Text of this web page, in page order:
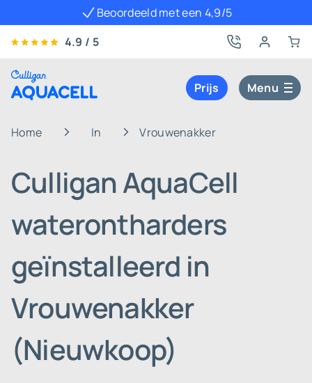
Beoordeeld met een 4,9/5
4.9 / 5
Prijs Menu
Home In Vrouwenakker
Culligan AquaCell
waterontharders
geïnstalleerd in
Vrouwenakker
(Nieuwkoop)